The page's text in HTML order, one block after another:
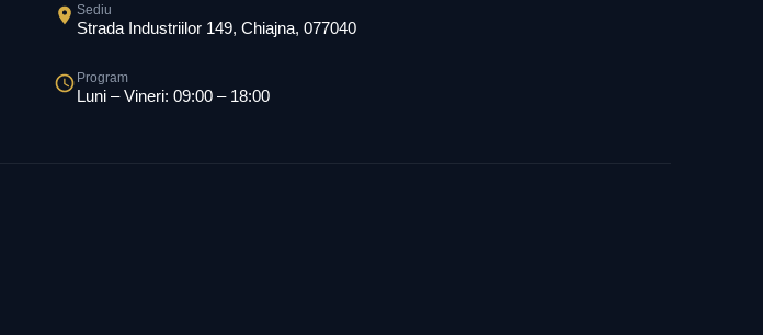
Sediu
Strada Industriilor 149, Chiajna, 077040
Program
Luni – Vineri: 09:00 – 18:00